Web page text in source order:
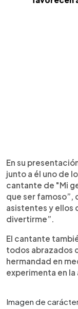
En su
junto a él uno de
cantante de "Mi
que ser famoso”,
asistentes y ellos
divertirme”.
El cantante
todos abrazados
hermandad en
experimenta en
Imagen de